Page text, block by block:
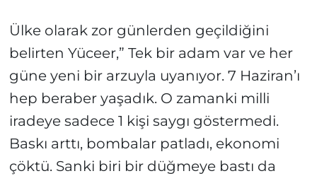
Ülke olarak zor günlerden geçildiğini
belirten Yüceer,” Tek bir adam var ve her
güne yeni bir arzuyla uyanıyor. 7 Haziran’ı
hep beraber yaşadık. O zamanki milli
iradeye sadece 1 kişi saygı göstermedi.
Baskı arttı, bombalar patladı, ekonomi
çöktü. Sanki biri bir düğmeye bastı da